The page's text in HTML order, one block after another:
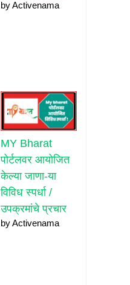
by Activenama
MY Bharat
पोर्टलवर आयोजित
केल्या जाणा-या
विविध स्पर्धा /
उपक्रमांचे प्रचार
by Activenama